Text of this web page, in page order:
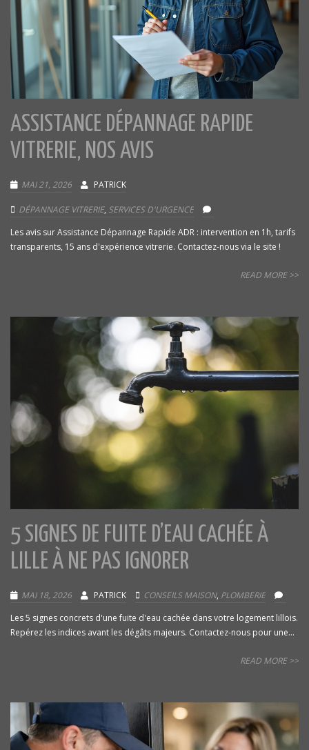
ASSISTANCE DÉPANNAGE RAPIDE
VITRERIE, NOS AVIS
MAI 21, 2026 PATRICK
DÉPANNAGE VITRERIE, SERVICES D'URGENCE
Les avis sur Assistance Dépannage Rapide ADR : intervention en 1h, tarifs
transparents, 15 ans d'expérience vitrerie. Contactez-nous via le site !
READ MORE >>
5 SIGNES DE FUITE D’EAU CACHÉE À
LILLE À NE PAS IGNORER
MAI 18, 2026 PATRICK CONSEILS MAISON, PLOMBERIE
Les 5 signes concrets d'une fuite d'eau cachée dans votre logement lillois.
Repérez les indices avant les dégâts majeurs. Contactez-nous pour une...
READ MORE >>